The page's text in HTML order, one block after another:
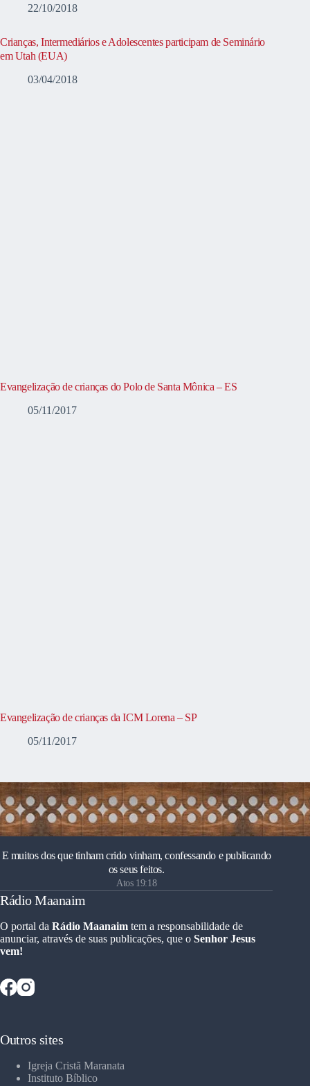
22/10/2018
Crianças, Intermediários e Adolescentes participam de Seminário
em Utah (EUA)
03/04/2018
Evangelização de crianças do Polo de Santa Mônica – ES
05/11/2017
Evangelização de crianças da ICM Lorena – SP
05/11/2017
E muitos dos que tinham crido vinham, confessando e publicando
os seus feitos.
Atos 19:18
Rádio Maanaim
O portal da Rádio Maanaim tem a responsabilidade de
anunciar, através de suas publicações, que o Senhor Jesus
vem!
Outros sites
Igreja Cristã Maranata
Instituto Bíblico